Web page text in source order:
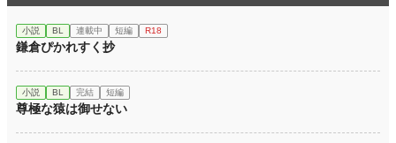
小説 BL 連載中 短編 R18
鎌倉ぴかれすく抄
小説 BL 完結 短編
尊極な猿は御せない